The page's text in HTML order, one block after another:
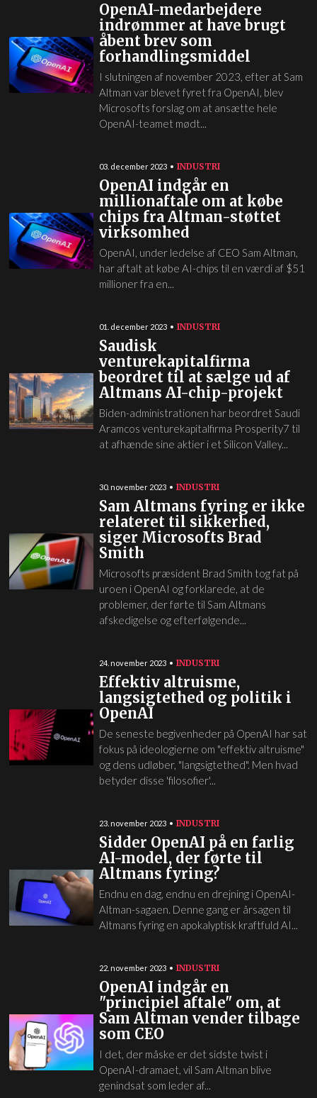
OpenAI-medarbejdere
indrømmer at have brugt
åbent brev som
forhandlingsmiddel
I slutningen af november 2023, efter at Sam
Altman var blevet fyret fra OpenAI, blev
Microsofts forslag om at ansætte hele
OpenAI-teamet mødt...
03. december 2023 INDUSTRI
OpenAI indgår en
millionaftale om at købe
chips fra Altman-støttet
virksomhed
OpenAI, under ledelse af CEO Sam Altman,
har aftalt at købe AI-chips til en værdi af $51
millioner fra en...
01. december 2023 INDUSTRI
Saudisk
venturekapitalfirma
beordret til at sælge ud af
Altmans AI-chip-projekt
Biden-administrationen har beordret Saudi
Aramcos venturekapitalfirma Prosperity7 til
at afhænde sine aktier i et Silicon Valley...
30. november 2023 INDUSTRI
Sam Altmans fyring er ikke
relateret til sikkerhed,
siger Microsofts Brad
Smith
Microsofts præsident Brad Smith tog fat på
uroen i OpenAI og forklarede, at de
problemer, der førte til Sam Altmans
afskedigelse og efterfølgende...
24. november 2023 INDUSTRI
Effektiv altruisme,
langsigtethed og politik i
OpenAI
De seneste begivenheder på OpenAI har sat
fokus på ideologierne om "effektiv altruisme"
og dens udløber, "langsigtethed". Men hvad
betyder disse 'filosofier'...
23. november 2023 INDUSTRI
Sidder OpenAI på en farlig
AI-model, der førte til
Altmans fyring?
Endnu en dag, endnu en drejning i OpenAI-
Altman-sagaen. Denne gang er årsagen til
Altmans fyring en apokalyptisk kraftfuld AI...
22. november 2023 INDUSTRI
OpenAI indgår en
"principiel aftale" om, at
Sam Altman vender tilbage
som CEO
I det, der måske er det sidste twist i
OpenAI-dramaet, vil Sam Altman blive
genindsat som leder af...